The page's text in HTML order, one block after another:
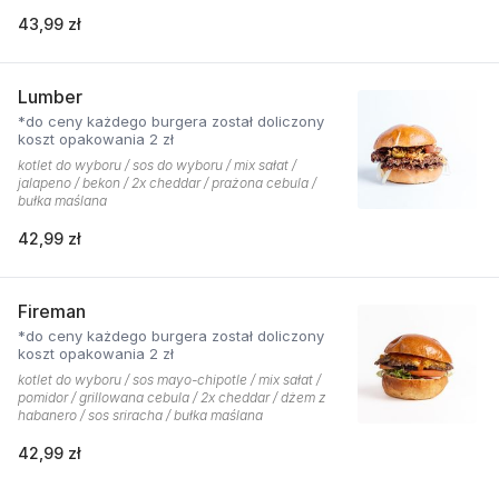
43,99 zł
Lumber
*do ceny każdego burgera został doliczony
koszt opakowania 2 zł
kotlet do wyboru / sos do wyboru / mix sałat /
jalapeno / bekon / 2x cheddar / prażona cebula /
bułka maślana
42,99 zł
Fireman
*do ceny każdego burgera został doliczony
koszt opakowania 2 zł
kotlet do wyboru / sos mayo-chipotle / mix sałat /
pomidor / grillowana cebula / 2x cheddar / dżem z
habanero / sos sriracha / bułka maślana
42,99 zł